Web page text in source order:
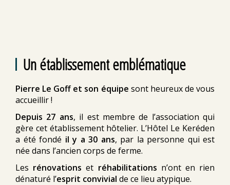
Un établissement emblématique
Pierre Le Goff et son équipe sont heureux de vous
accueillir !
Depuis 27 ans, il est membre de l’association qui
gère cet établissement hôtelier. L’Hôtel Le Keréden
a été fondé il y a 30 ans, par la personne qui est
née dans l’ancien corps de ferme.
Les rénovationset réhabilitations n’ont en rien
dénaturé l’esprit convivial de ce lieu atypique.